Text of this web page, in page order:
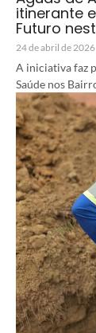
itinerante
Futuro
24 de abril de 2026
A iniciativa faz
Saúde nos